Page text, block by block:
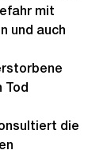
mit
und auch
Tod
die